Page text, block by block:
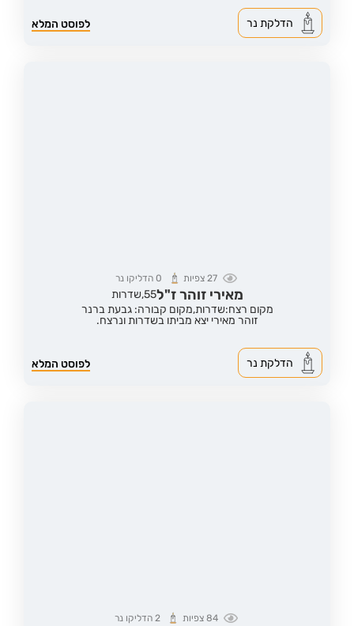
לפוסט המלא הדלקת נר
27צפיות 0 הדליקו נר
מאירי זוהר ז"ל55, שדרות
מקום רצח:שדרות,מקום קבורה: גבעת ברנר
זוהר מאירי יצא מביתו בשדרות ונרצח.
לפוסט המלא הדלקת נר
84 צפיות 2הדליקו נר